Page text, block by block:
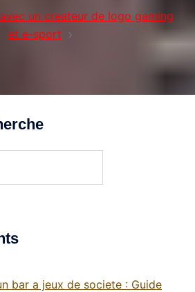
un createur de logo gaming
et e-sport
bar a jeux de societe : Guide